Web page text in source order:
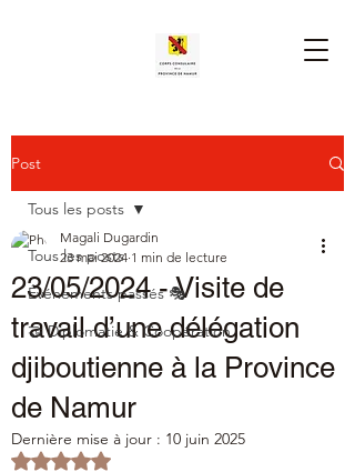
Post
Tous les posts
Événements passés 🎭
🤝 Diplomatie & Coopération
Tous les posts
23/05/2024 - Visite de
travail d’une délégation
djiboutienne à la Province
de Namur
Magali Dugardin
23 mai 2024 1 min de lecture
Dernière mise à jour : 10 juin 2025
Noté NaN étoiles sur 5.